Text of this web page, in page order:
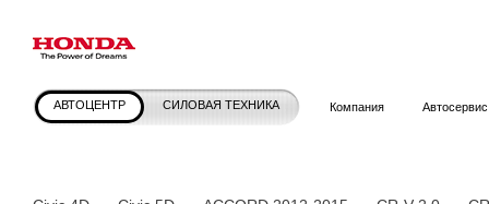
АВТОЦЕНТР СИЛОВАЯ ТЕХНИКА Компания Автосервис